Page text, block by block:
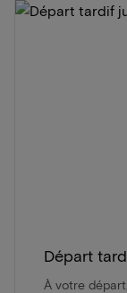
Départ
À votre